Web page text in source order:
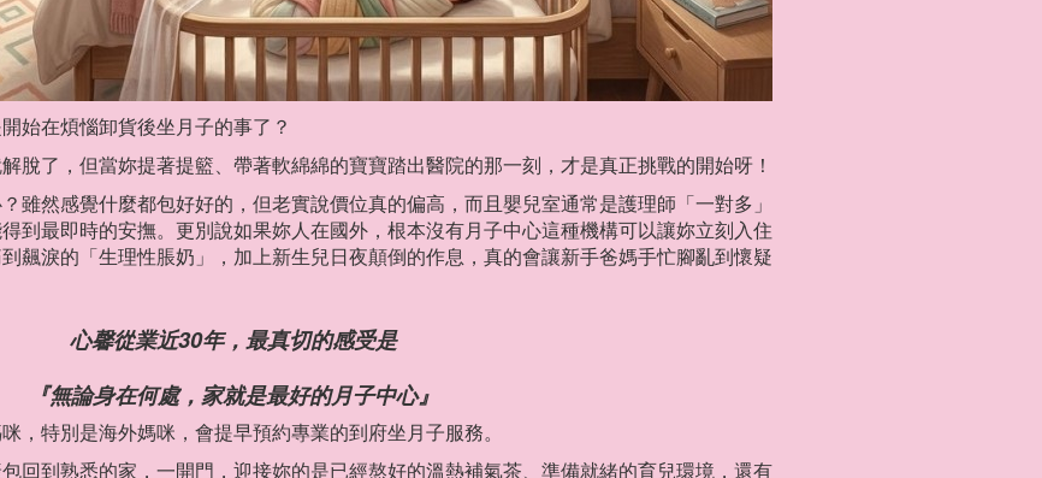
始在煩惱卸貨後坐月子的事了？
脫了，但當妳提著提籃、帶著軟綿綿的寶寶踏出醫院的那一刻，才是真正挑戰的開始呀！
雖然感覺什麼都包好好的，但老實說價位真的偏高，而且嬰兒室通常是護理師「一對多」
到最即時的安撫。更別說如果妳人在國外，根本沒有月子中心這種機構可以讓妳立刻入住
飆淚的「生理性脹奶」，加上新生兒日夜顛倒的作息，真的會讓新手爸媽手忙腳亂到懷疑
心馨從業近30年，最真切的感受是
『無論身在何處，家就是最好的月子中心』
，特別是海外媽咪，會提早預約專業的到府坐月子服務。
回到熟悉的家，一開門，迎接妳的是已經熬好的溫熱補氣茶、準備就緒的育兒環境，還有